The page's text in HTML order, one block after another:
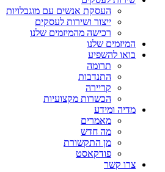
העסקת אנשים עם מוגבלויות
ייצור ושירות לעסקים
רכישה מהמיזמים שלנו
המיזמים שלנו
בואו להשפיע
תרומה
התנדבות
קריירה
הכשרות מקצועיות
מדיה ומידע
מאמרים
מה חדש
מן התקשורת
פודקאסט
צרו קשר